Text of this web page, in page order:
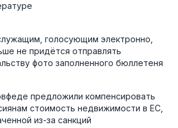
голосующим электронно,
не придётся отправлять
фото заполненного бюллетеня
предложили компенсировать
стоимость недвижимости в ЕС,
из-за санкций